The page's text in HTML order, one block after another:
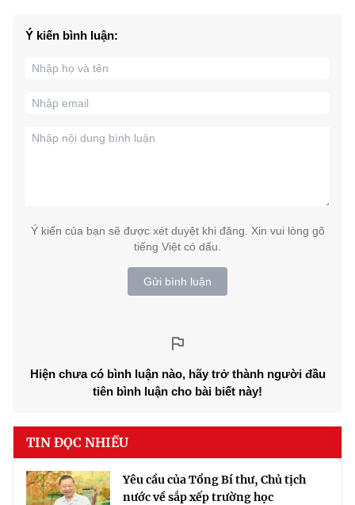
Ý kiến bình luận:
Ý kiến của bạn sẽ được xét duyệt khi đăng. Xin vui lòng gõ
tiếng Việt có dấu.
Gửi bình luận
Hiện chưa có bình luận nào, hãy trở thành người đầu
tiên bình luận cho bài biết này!
TIN ĐỌC NHIỀU
Yêu cầu của Tổng Bí thư, Chủ tịch
nước về sắp xếp trường học